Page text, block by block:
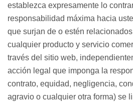
establezca expresamente lo
responsabilidad máxima hacia
que surjan de o estén
cualquier producto y servicio
través del sitio web,
acción legal que imponga la
contrato, equidad, negligencia,
agravio o cualquier otra forma) se